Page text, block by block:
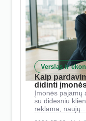
Verslas ir
Kaip
didinti
Įmonės pajamų
su didesniu
reklama, naujų…